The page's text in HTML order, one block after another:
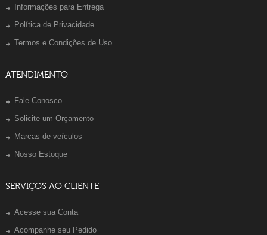
Informações para Entrega
Política de Privacidade
Termos e Condições de Uso
ATENDIMENTO
Fale Conosco
Solicite um Orçamento
Marcas de veículos
Nosso Estoque
SERVIÇOS AO CLIENTE
Acesse sua Conta
Acompanhe seu Pedido